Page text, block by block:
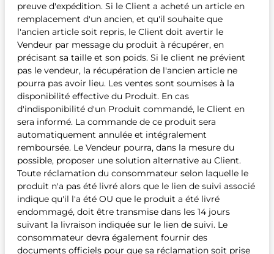
preuve d'expédition. Si le Client a acheté un article en
remplacement d'un ancien, et qu'il souhaite que
l'ancien article soit repris, le Client doit avertir le
Vendeur par message du produit à récupérer, en
précisant sa taille et son poids. Si le client ne prévient
pas le vendeur, la récupération de l'ancien article ne
pourra pas avoir lieu. Les ventes sont soumises à la
disponibilité effective du Produit. En cas
d'indisponibilité d'un Produit commandé, le Client en
sera informé. La commande de ce produit sera
automatiquement annulée et intégralement
remboursée. Le Vendeur pourra, dans la mesure du
possible, proposer une solution alternative au Client.
Toute réclamation du consommateur selon laquelle le
produit n'a pas été livré alors que le lien de suivi associé
indique qu'il l'a été OU que le produit a été livré
endommagé, doit être transmise dans les 14 jours
suivant la livraison indiquée sur le lien de suivi. Le
consommateur devra également fournir des
documents officiels pour que sa réclamation soit prise